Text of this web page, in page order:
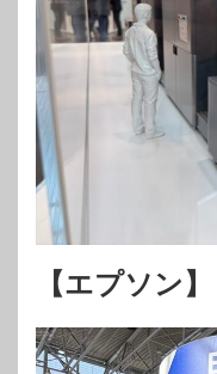
【エプソン】